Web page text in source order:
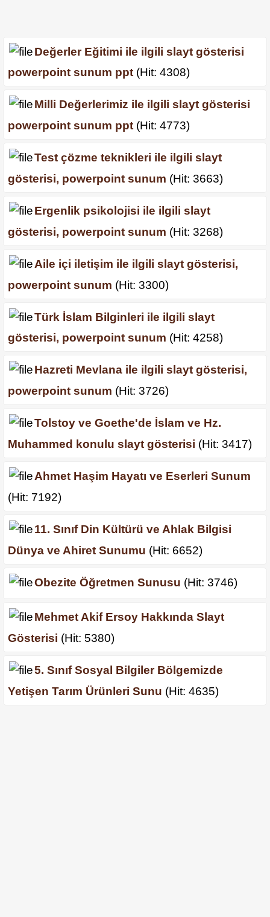
Değerler Eğitimi ile ilgili slayt gösterisi
powerpoint sunum ppt (Hit: 4308)
Milli Değerlerimiz ile ilgili slayt gösterisi
powerpoint sunum ppt (Hit: 4773)
Test çözme teknikleri ile ilgili slayt
gösterisi, powerpoint sunum (Hit: 3663)
Ergenlik psikolojisi ile ilgili slayt
gösterisi, powerpoint sunum (Hit: 3268)
Aile içi iletişim ile ilgili slayt gösterisi,
powerpoint sunum (Hit: 3300)
Türk İslam Bilginleri ile ilgili slayt
gösterisi, powerpoint sunum (Hit: 4258)
Hazreti Mevlana ile ilgili slayt gösterisi,
powerpoint sunum (Hit: 3726)
Tolstoy ve Goethe'de İslam ve Hz.
Muhammed konulu slayt gösterisi (Hit: 3417)
Ahmet Haşim Hayatı ve Eserleri Sunum
(Hit: 7192)
11. Sınıf Din Kültürü ve Ahlak Bilgisi
Dünya ve Ahiret Sunumu (Hit: 6652)
Obezite Öğretmen Sunusu (Hit: 3746)
Mehmet Akif Ersoy Hakkında Slayt
Gösterisi (Hit: 5380)
5. Sınıf Sosyal Bilgiler Bölgemizde
Yetişen Tarım Ürünleri Sunu (Hit: 4635)